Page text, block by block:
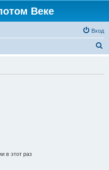
Веке
Вход
в этот раз